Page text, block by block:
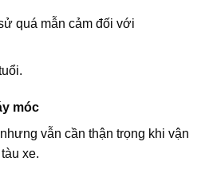
quá mẫn cảm đối với
móc
vẫn cần thận trọng khi vận
xe.